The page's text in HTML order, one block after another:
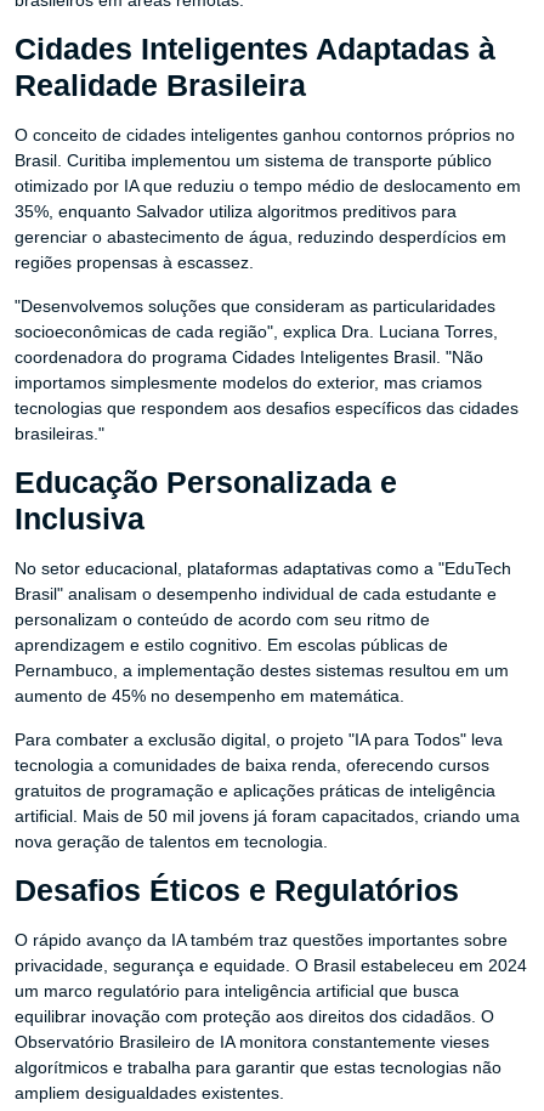
Cidades Inteligentes Adaptadas à
Realidade Brasileira
O conceito de cidades inteligentes ganhou contornos próprios no
Brasil. Curitiba implementou um sistema de transporte público
otimizado por IA que reduziu o tempo médio de deslocamento em
35%, enquanto Salvador utiliza algoritmos preditivos para
gerenciar o abastecimento de água, reduzindo desperdícios em
regiões propensas à escassez.
"Desenvolvemos soluções que consideram as particularidades
socioeconômicas de cada região", explica Dra. Luciana Torres,
coordenadora do programa Cidades Inteligentes Brasil. "Não
importamos simplesmente modelos do exterior, mas criamos
tecnologias que respondem aos desafios específicos das cidades
brasileiras."
Educação Personalizada e
Inclusiva
No setor educacional, plataformas adaptativas como a "EduTech
Brasil" analisam o desempenho individual de cada estudante e
personalizam o conteúdo de acordo com seu ritmo de
aprendizagem e estilo cognitivo. Em escolas públicas de
Pernambuco, a implementação destes sistemas resultou em um
aumento de 45% no desempenho em matemática.
Para combater a exclusão digital, o projeto "IA para Todos" leva
tecnologia a comunidades de baixa renda, oferecendo cursos
gratuitos de programação e aplicações práticas de inteligência
artificial. Mais de 50 mil jovens já foram capacitados, criando uma
nova geração de talentos em tecnologia.
Desafios Éticos e Regulatórios
O rápido avanço da IA também traz questões importantes sobre
privacidade, segurança e equidade. O Brasil estabeleceu em 2024
um marco regulatório para inteligência artificial que busca
equilibrar inovação com proteção aos direitos dos cidadãos. O
Observatório Brasileiro de IA monitora constantemente vieses
algorítmicos e trabalha para garantir que estas tecnologias não
ampliem desigualdades existentes.